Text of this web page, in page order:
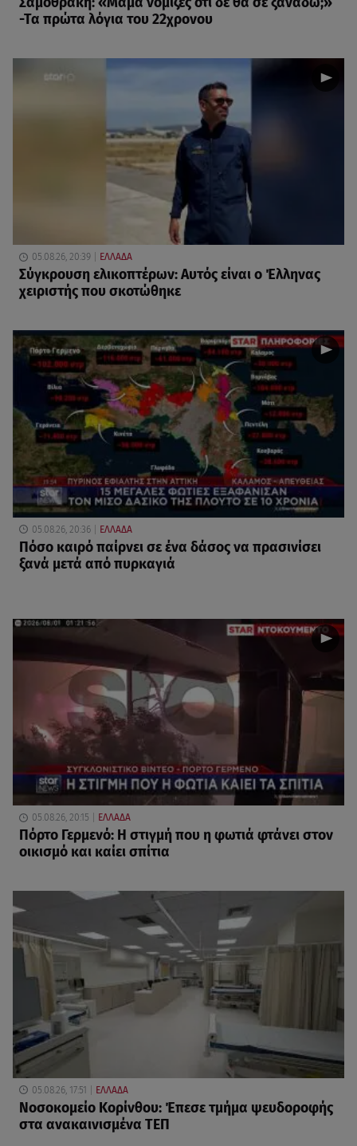
-Τα πρώτα λόγια του 22χρονου
05.08.26, 20:39 ΕΛΛΑΔΑ
Σύγκρουση ελικοπτέρων: Αυτός είναι ο Έλληνας
χειριστής που σκοτώθηκε
05.08.26, 20:36 ΕΛΛΑΔΑ
Πόσο καιρό παίρνει σε ένα δάσος να πρασινίσει
ξανά μετά από πυρκαγιά
05.08.26, 20:15 ΕΛΛΑΔΑ
Πόρτο Γερμενό: Η στιγμή που η φωτιά φτάνει στον
οικισμό και καίει σπίτια
05.08.26, 17:51 ΕΛΛΑΔΑ
Νοσοκομείο Κορίνθου: Έπεσε τμήμα ψευδοροφής
στα ανακαινισμένα ΤΕΠ